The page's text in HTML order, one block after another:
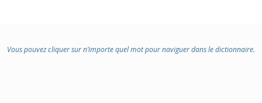
Vous pouvez cliquer sur n’importe quel mot pour naviguer dans le dictionnaire.